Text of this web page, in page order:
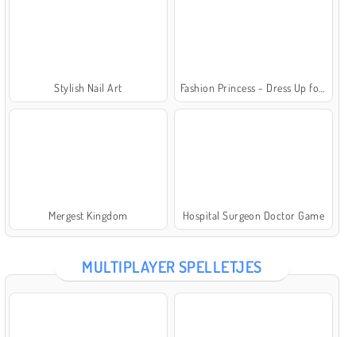
Stylish Nail Art
Mergest Kingdom Hospital Surgeon Doctor Game
MULTIPLAYER SPELLETJES